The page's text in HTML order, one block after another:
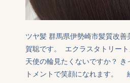
ツヤ髪 群馬県伊勢崎市髪質改善
賀聡です。  エクラスタトリートメ
天使の輪見たくないですか？ き
トメントで笑顔になれます。 